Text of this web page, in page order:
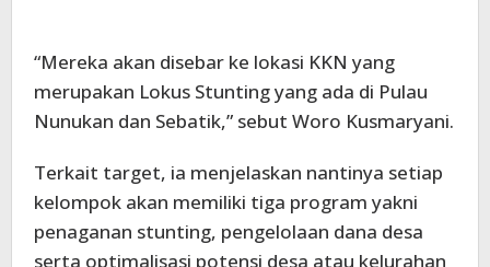
“Mereka akan disebar ke lokasi KKN yang
merupakan Lokus Stunting yang ada di Pulau
Nunukan dan Sebatik,” sebut Woro Kusmaryani.
Terkait target, ia menjelaskan nantinya setiap
kelompok akan memiliki tiga program yakni
penaganan stunting, pengelolaan dana desa
serta optimalisasi potensi desa atau kelurahan